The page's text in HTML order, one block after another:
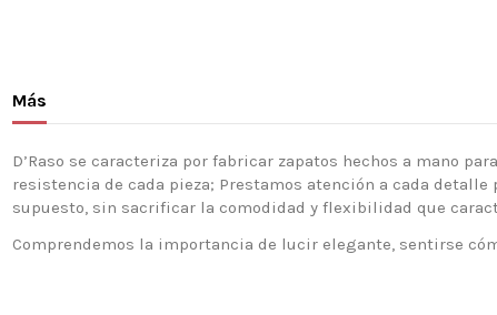
Más
D’Raso se caracteriza por fabricar zapatos hechos a mano
resistencia de cada pieza; Prestamos atención a cada
supuesto, sin sacrificar la comodidad y flexibilidad que
Comprendemos la importancia de lucir elegante, sentirse